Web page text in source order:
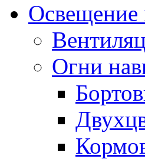
Освещение
Огни